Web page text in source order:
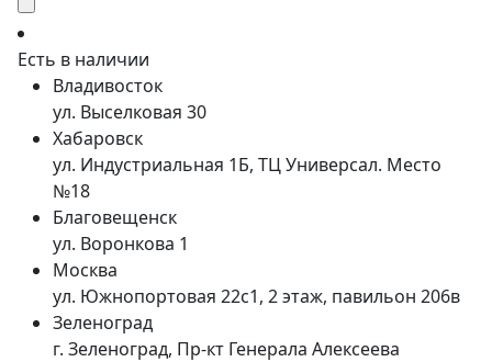
крепеж в комплекте.
Отлично подходят для металлических, пластиковых,
карбоновых капотов.
Есть в наличии
Владивосток
ул. Выселковая 30
Хабаровск
ул. Индустриальная 1Б, ТЦ Универсал. Место
№18
Благовещенск
ул. Воронкова 1
Москва
ул. Южнопортовая 22с1, 2 этаж, павильон 206в
Зеленоград
г. Зеленоград, Пр-кт Генерала Алексеева